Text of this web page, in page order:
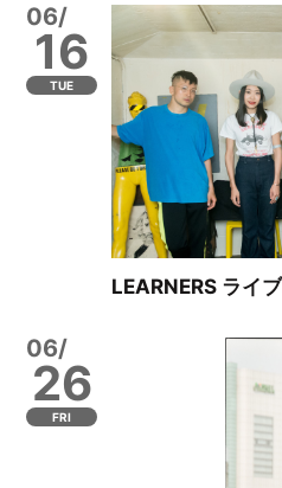
06/
16
TUE
LEARNERS ライ
06/
26
FRI